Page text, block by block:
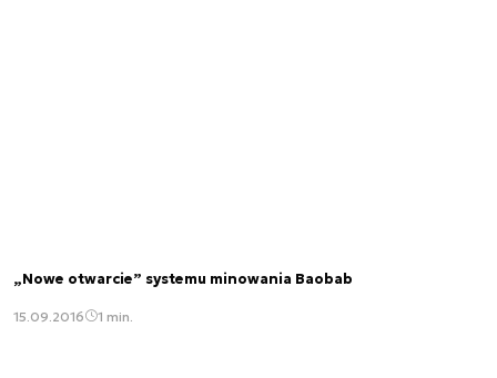
„Nowe otwarcie” systemu minowania Baobab
15.09.2016 1 min.